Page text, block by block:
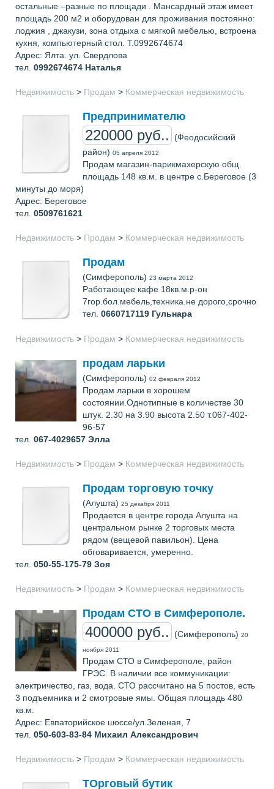
остальные –разные по площади . Мансардный этаж имеет
площадь 200 м2 и оборудован для проживания постоянно:
лоджия , джакузи, зона отдыха с мягкой мебелью, встроена
кухня, компьютерный стол. Т.0992674674
Адрес: Ялта. ул. Свердлова
тел. 0992674674 Наталья
Недвижимость > Продам > Коммерческая недвижимость
Предпринимателю
220000 руб..
(Феодосийский
район) 05 апреля 2012
Продам магазин-парикмахерскую общ.
площадь 148 кв.м. в центре с.Береговое (3
минуты до моря)
Адрес: Береговое
тел. 0509761621
Недвижимость > Продам > Коммерческая недвижимость
Продам
(Симферополь) 23 марта 2012
Работающее кафе 18кв.м.р-он
7гор.бол.мебель,техника.не дорого,срочно
тел. 0660717119 Гульнара
Недвижимость > Продам > Коммерческая недвижимость
продам ларьки
(Симферополь) 02 февраля 2012
Продам ларьки в хорошем
состоянии.Однотипные в количестве 30
штук. 2.30 на 3.90 высота 2.50 т.067-402-
96-57
тел. 067-4029657 Элла
Недвижимость > Продам > Коммерческая недвижимость
Продам торговую точку
(Алушта) 25 декабря 2011
Продается в центре города Алушта на
центральном рынке 2 торговых места
рядом (вещевой павильон). Цена
обговаривается, умеренно.
тел. 050-55-175-79 Зоя
Недвижимость > Продам > Коммерческая недвижимость
Продам СТО в Симферополе.
400000 руб.. (Симферополь) 20
ноября 2011
Продам СТО в Симферополе, район
ГРЭС. В наличии все коммуникации:
электричество, газ, вода. СТО рассчитано на 5 постов, есть
3 подъемника и 2 смотровые ямы. Общая площадь 480
кв.м.
Адрес: Евпаторийское шоссе/ул.Зеленая, 7
тел. 050-603-83-84 Михаил Александрович
Недвижимость > Продам > Коммерческая недвижимость
ТОрговый бутик